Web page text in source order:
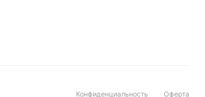
Конфиденциальность Оферта